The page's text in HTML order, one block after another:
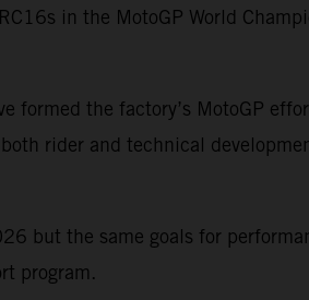
in the MotoGP World
formed the factory’s MotoGP
rider and technical
but the same goals for
program.